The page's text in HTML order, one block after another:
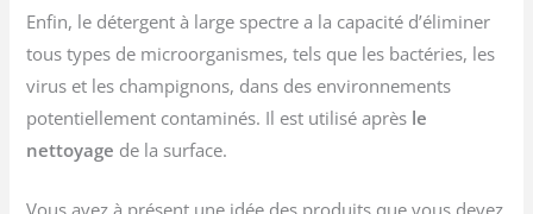
Enfin, le détergent à large spectre a la capacité d’éliminer
tous types de microorganismes, tels que les bactéries, les
virus et les champignons, dans des environnements
potentiellement contaminés. Il est utilisé après le
nettoyage de la surface.